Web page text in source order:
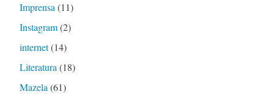
Imprensa (11)
Instagram(2)
internet(14)
Literatura (18)
Mazela (61)